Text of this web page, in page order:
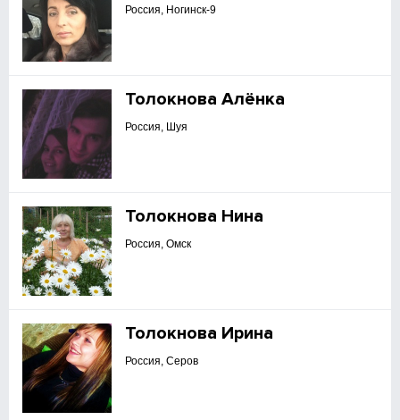
Россия, Ногинск-9
Толокнова Алёнка
Россия, Шуя
Толокнова Нина
Россия, Омск
Толокнова Ирина
Россия, Серов